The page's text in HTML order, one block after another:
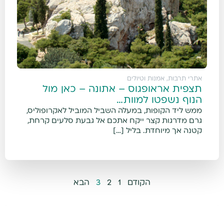
אתרי תרבות, אמנות וטיולים
תצפית אראופגוס – אתונה – כאן מול
הנוף נשפטו למוות…
ממש ליד הקופות, במעלה השביל המוביל לאקרופוליס,
גרם מדרגות קצר ייקח אתכם אל גבעת סלעים קרחת,
קטנה אך מיוחדת. בליל […]
הקודם 1
2
3 הבא